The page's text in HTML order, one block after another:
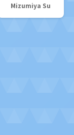
Mizumiya Su